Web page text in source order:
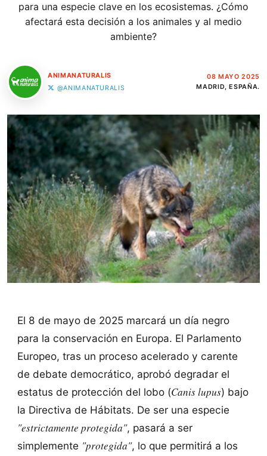
para una especie clave en los ecosistemas. ¿Cómo
afectará esta decisión a los animales y al medio
ambiente?
ANIMANATURALIS
@ANIMANATURALIS
08 MAYO 2025
MADRID, ESPAÑA.
El 8 de mayo de 2025 marcará un día negro
para la conservación en Europa. El Parlamento
Europeo, tras un proceso acelerado y carente
de debate democrático, aprobó degradar el
estatus de protección del lobo (Canis lupus) bajo
la Directiva de Hábitats. De ser una especie
"estrictamente protegida", pasará a ser
simplemente "protegida", lo que permitirá a los